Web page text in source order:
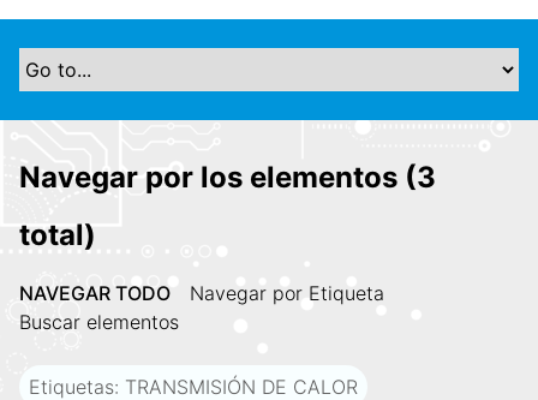
n
Navegar por los elementos (3
total)
NAVEGAR TODO
Navegar por Etiqueta
Buscar elementos
Etiquetas: TRANSMISIÓN DE CALOR